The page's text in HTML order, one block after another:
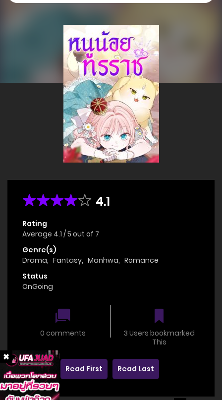
4.1
Rating
Average 4.1 /5 out of 7
Genre(s)
Drama, Fantasy, Manhwa, Romance
Status
OnGoing
0 comments
3 Users bookmarked
This
Read First Read Last